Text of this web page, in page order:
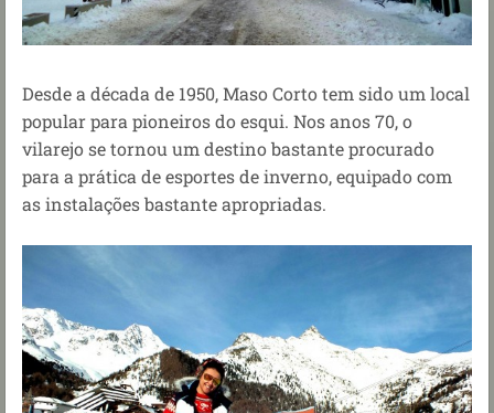
Desde a década de 1950, Maso Corto tem sido um local
popular para pioneiros do esqui. Nos anos 70, o
vilarejo se tornou um destino bastante procurado
para a prática de esportes de inverno, equipado com
as instalações bastante apropriadas.